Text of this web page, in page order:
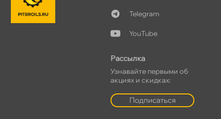
Telegram
YouTube
Рассылка
Узнавайте первыми о
акциях и скидках:
Подписаться